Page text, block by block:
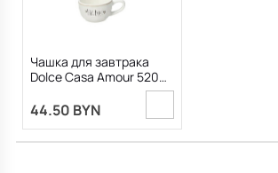
Чашка для завтрака
Dolce Casa Amour 520
мл, в ассортименте
44.50 BYN